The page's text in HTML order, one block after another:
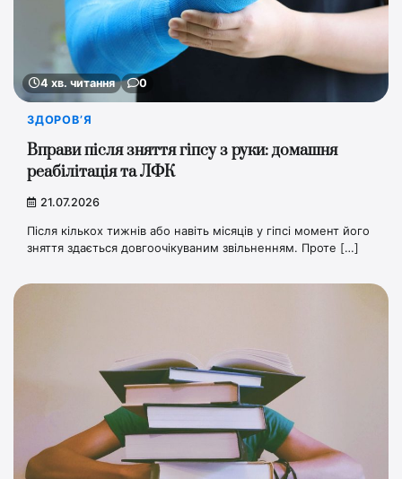
4 хв. читання 0
ЗДОРОВ’Я
Вправи після зняття гіпсу з руки: домашня
реабілітація та ЛФК
21.07.2026
Після кількох тижнів або навіть місяців у гіпсі момент його
зняття здається довгоочікуваним звільненням. Проте […]